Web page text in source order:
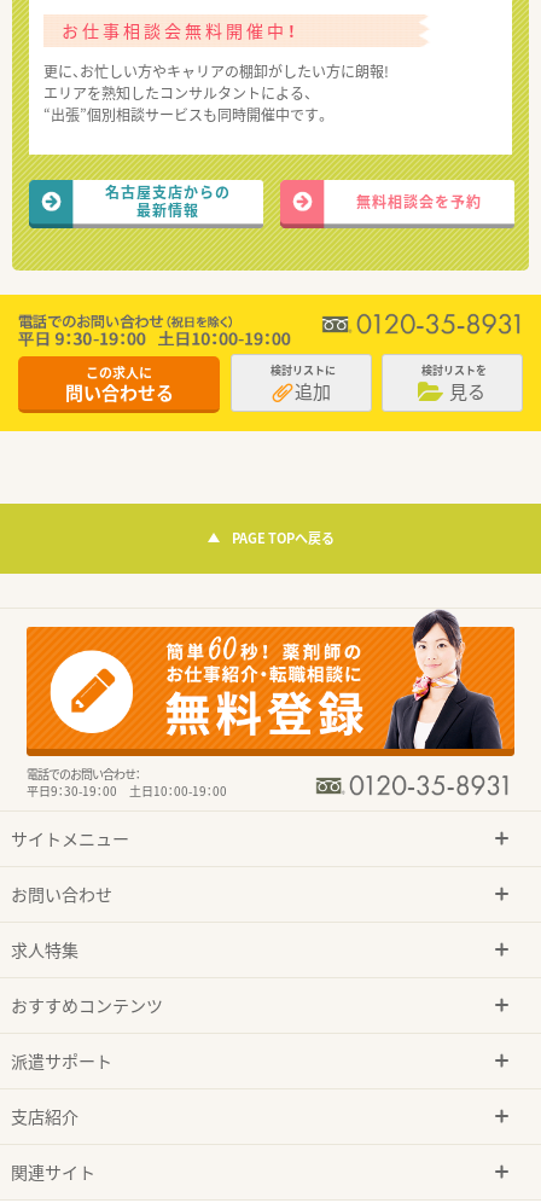
お仕事相談会無料開催中！
更に、お忙しい方やキャリアの棚卸がしたい方に朗報!
エリアを熟知したコンサルタントによる、
“出張”個別相談サービスも同時開催中です。
名古屋支店からの
最新情報
無料相談会を予約
この求人に
問い合わせる
検討リストに
追加
検討リストを
見る
PAGE TOPへ戻る
電話でのお問い合わせ：
平日9：30-19：00 土日10：00-19：00
サイトメニュー
お問い合わせ
求人特集
おすすめコンテンツ
派遣サポート
支店紹介
関連サイト